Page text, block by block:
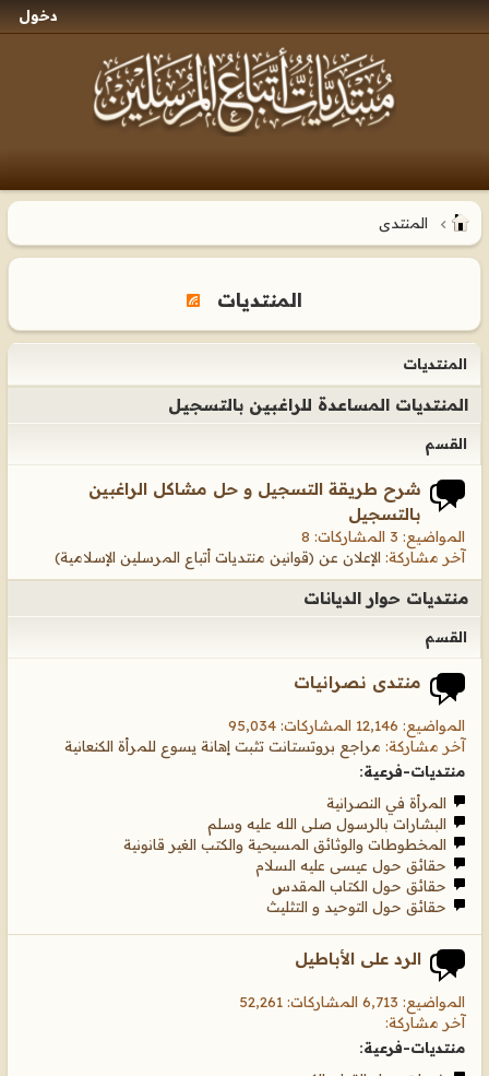
دخول
المنتدى
المنتديات
المنتديات
المنتديات المساعدة للراغبين بالتسجيل
القسم
شرح طريقة التسجيل و حل مشاكل الراغبين
بالتسجيل
المواضيع: 3 المشاركات: 8
آخر مشاركة: الإعلان عن (قوانين منتديات أتباع المرسلين الإسلامية)
منتديات حوار الديانات
القسم
منتدى نصرانيات
المواضيع: 12,146 المشاركات: 95,034
آخر مشاركة: مراجع بروتستانت تثبت إهانة يسوع للمرأة الكنعانية
منتديات-فرعية:
المرأة في النصرانية
البشارات بالرسول صلى الله عليه وسلم
المخطوطات والوثائق المسيحية والكتب الغير قانونية
حقائق حول عيسى عليه السلام
حقائق حول الكتاب المقدس
حقائق حول التوحيد و التثليث
الرد على الأباطيل
المواضيع: 6,713 المشاركات: 52,261
آخر مشاركة:
منتديات-فرعية: